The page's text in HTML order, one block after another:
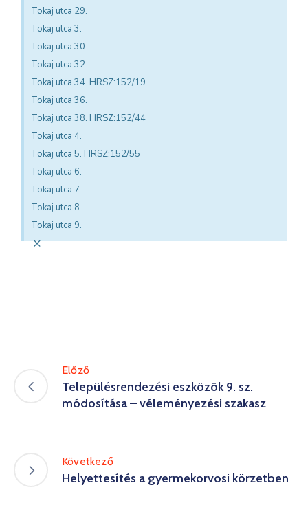
Tokaj utca 29.
Tokaj utca 3.
Tokaj utca 30.
Tokaj utca 32.
Tokaj utca 34. HRSZ:152/19
Tokaj utca 36.
Tokaj utca 38. HRSZ:152/44
Tokaj utca 4.
Tokaj utca 5. HRSZ:152/55
Tokaj utca 6.
Tokaj utca 7.
Tokaj utca 8.
Tokaj utca 9.
×
Előző
Településrendezési eszközök 9. sz.
módosítása – véleményezési szakasz
Következő
Helyettesítés a gyermekorvosi körzetben